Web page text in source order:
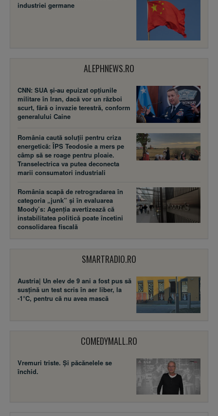
industriei germane
ALEPHNEWS.RO
CNN: SUA şi-au epuizat opțiunile
militare în Iran, dacă vor un război
scurt, fără o invazie terestră, conform
generalului Caine
România caută soluții pentru criza
energetică: ÎPS Teodosie a mers pe
câmp să se roage pentru ploaie.
Transelectrica va putea deconecta
marii consumatori industriali
România scapă de retrogradarea în
categoria „junk” și în evaluarea
Moody’s: Agenția avertizează că
instabilitatea politică poate încetini
consolidarea fiscală
SMARTRADIO.RO
Austria| Un elev de 9 ani a fost pus să
susţină un test scris în aer liber, la
-1°C, pentru că nu avea mască
COMEDYMALL.RO
Vremuri triste. Şi păcănelele se
închid.